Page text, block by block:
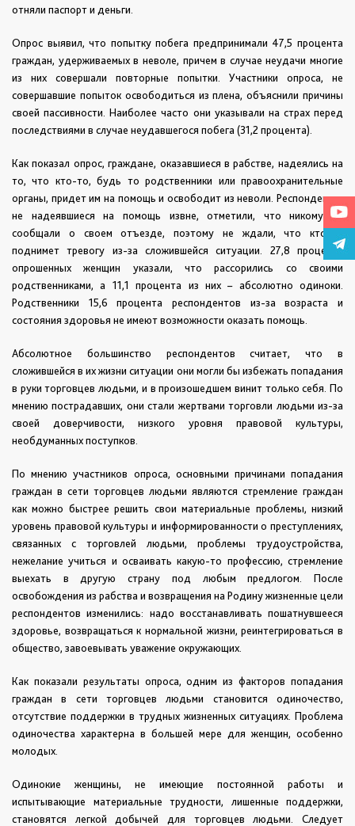
отняли паспорт и деньги.
Опрос выявил, что попытку побега предпринимали 47,5 процента
граждан, удерживаемых в неволе, причем в случае неудачи многие
из них совершали повторные попытки. Участники опроса, не
совершавшие попыток освободиться из плена, объяснили причины
своей пассивности. Наиболее часто они указывали на страх перед
последствиями в случае неудавшегося побега (31,2 процента).
Как показал опрос, граждане, оказавшиеся в рабстве, надеялись на
то, что кто-то, будь то родственники или правоохранительные
органы, придет им на помощь и освободит из неволи. Респонденты,
не надеявшиеся на помощь извне, отметили, что никому не
сообщали о своем отъезде, поэтому не ждали, что кто-то
поднимет тревогу из-за сложившейся ситуации. 27,8 процента
опрошенных женщин указали, что рассорились со своими
родственниками, а 11,1 процента из них – абсолютно одиноки.
Родственники 15,6 процента респондентов из-за возраста и
состояния здоровья не имеют возможности оказать помощь.
Абсолютное большинство респондентов считает, что в
сложившейся в их жизни ситуации они могли бы избежать попадания
в руки торговцев людьми, и в произошедшем винит только себя. По
мнению пострадавших, они стали жертвами торговли людьми из-за
своей доверчивости, низкого уровня правовой культуры,
необдуманных поступков.
По мнению участников опроса, основными причинами попадания
граждан в сети торговцев людьми являются стремление граждан
как можно быстрее решить свои материальные проблемы, низкий
уровень правовой культуры и информированности о преступлениях,
связанных с торговлей людьми, проблемы трудоустройства,
нежелание учиться и осваивать какую-то профессию, стремление
выехать в другую страну под любым предлогом. После
освобождения из рабства и возвращения на Родину жизненные цели
респондентов изменились: надо восстанавливать пошатнувшееся
здоровье, возвращаться к нормальной жизни, реинтегрироваться в
общество, завоевывать уважение окружающих.
Как показали результаты опроса, одним из факторов попадания
граждан в сети торговцев людьми становится одиночество,
отсутствие поддержки в трудных жизненных ситуациях. Проблема
одиночества характерна в большей мере для женщин, особенно
молодых.
Одинокие женщины, не имеющие постоянной работы и
испытывающие материальные трудности, лишенные поддержки,
становятся легкой добычей для торговцев людьми. Следует